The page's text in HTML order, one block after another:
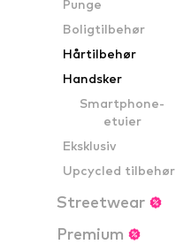
Punge
Boligtilbehør
Hårtilbehør
Handsker
Smartphone-
etuier
Eksklusiv
Upcycled tilbehør
Streetwear
Premium